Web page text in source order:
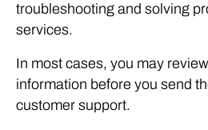
troubleshooting and solving
services.
In most cases, you may
information before you send
customer support.